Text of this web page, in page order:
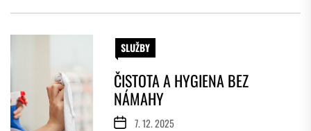
SLUŽBY
ČISTOTA A HYGIENA BEZ
NÁMAHY
7. 12. 2025